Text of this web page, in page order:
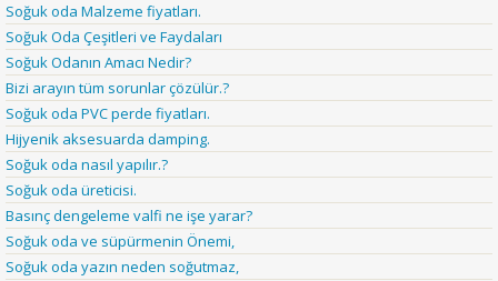
Soğuk oda Malzeme fiyatları.
Soğuk Oda Çeşitleri ve Faydaları
Soğuk Odanın Amacı Nedir?
Bizi arayın tüm sorunlar çözülür.?
Soğuk oda PVC perde fiyatları.
Hijyenik aksesuarda damping.
Soğuk oda nasıl yapılır.?
Soğuk oda üreticisi.
Basınç dengeleme valfi ne işe yarar?
Soğuk oda ve süpürmenin Önemi,
Soğuk oda yazın neden soğutmaz,